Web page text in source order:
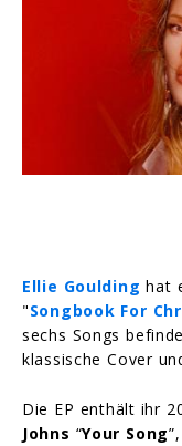
Ellie Goulding hat
"Songbook For
sechs Songs
klassische Cover
Die EP enthält ihr
Johns “Your Song